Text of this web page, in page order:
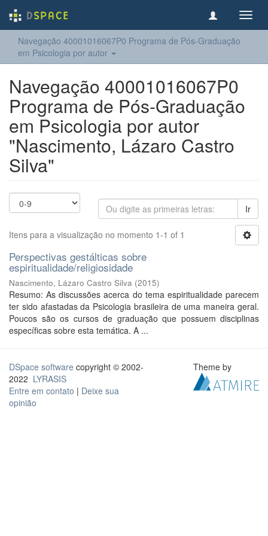
Navegação 40001016067P0 Programa de Pós-Graduação
em Psicologia por autor
Navegação 40001016067P0
Programa de Pós-Graduação
em Psicologia por autor
"Nascimento, Lázaro Castro
Silva"
Ir
Itens para a visualização no momento 1-1 of 1
Perspectivas gestálticas sobre
espiritualidade/religiosidade
Nascimento, Lázaro Castro Silva (2015)
Resumo: As discussões acerca do tema espiritualidade parecem
ter sido afastadas da Psicologia brasileira de uma maneira geral.
Poucos são os cursos de graduação que possuem disciplinas
específicas sobre esta temática. A ...
DSpace software copyright © 2002-
2022 LYRASIS
Entre em contato | Deixe sua
opinião
Theme by